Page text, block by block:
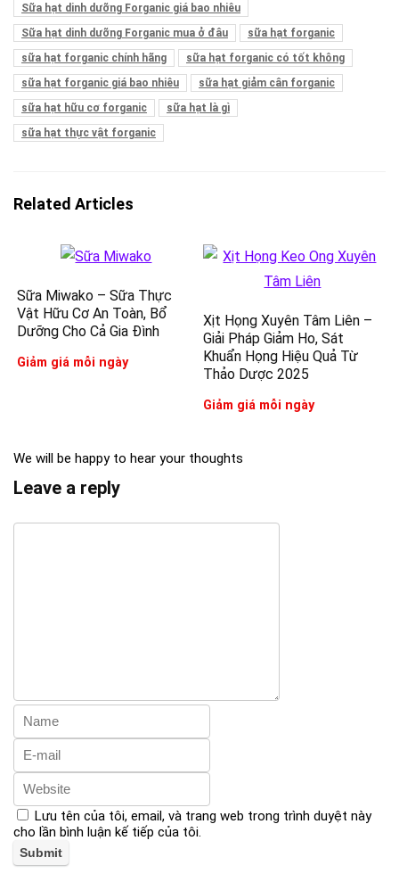
Sữa hạt dinh dưỡng Forganic giá bao nhiêu
Sữa hạt dinh dưỡng Forganic mua ở đâu
sữa hạt forganic
sữa hạt forganic chính hãng
sữa hạt forganic có tốt không
sữa hạt forganic giá bao nhiêu
sữa hạt giảm cân forganic
sữa hạt hữu cơ forganic
sữa hạt là gì
sữa hạt thực vật forganic
Related Articles
Sữa Miwako – Sữa Thực
Vật Hữu Cơ An Toàn, Bổ
Dưỡng Cho Cả Gia Đình
Giảm giá mỗi ngày
Xịt Họng Xuyên Tâm Liên –
Giải Pháp Giảm Ho, Sát
Khuẩn Họng Hiệu Quả Từ
Thảo Dược 2025
Giảm giá mỗi ngày
We will be happy to hear your thoughts
Leave a reply
Lưu tên của tôi, email, và trang web trong trình duyệt này
cho lần bình luận kế tiếp của tôi.